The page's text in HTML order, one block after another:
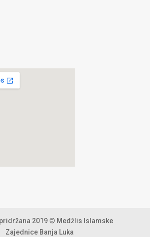
2019 © Medžlis Islamske
Zajednice Banja Luka